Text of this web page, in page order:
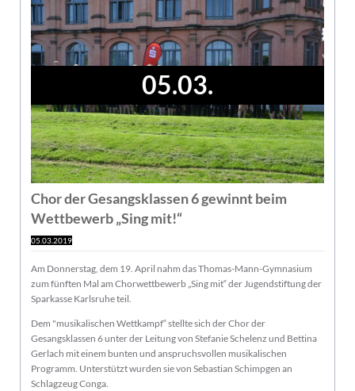
05.03.
Chor der Gesangsklassen 6 gewinnt beim
Wettbewerb „Sing mit!“
05.03.2019
Am Donnerstag, dem 19. April nahm das Thomas-Mann-Gymnasium
zum fünften Mal am Chorwettbewerb „Sing mit“ der Jugendstiftung der
Sparkasse Karlsruhe teil.
Dem "musikalischen Wettkampf“ stellte sich der Chor der
Gesangsklassen 6 unter der Leitung von Stefanie Schelenz und Bettina
Gerlach mit einem bunten und anspruchsvollen musikalischen
Programm. Unterstützt wurden sie von Sebastian Schimpgen an
Schlagzeug Conga.